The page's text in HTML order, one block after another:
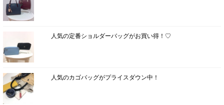
人気の定番ショルダーバッグがお買い得！♡
人気のカゴバッグがプライスダウン中！